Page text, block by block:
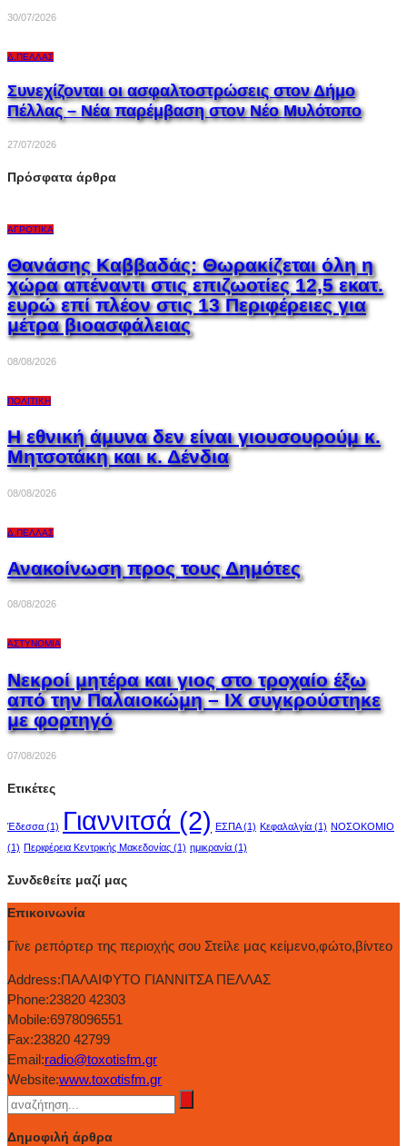
30/07/2026
Δ.ΠΈΛΛΑΣ
Συνεχίζονται οι ασφαλτοστρώσεις στον Δήμο
Πέλλας – Νέα παρέμβαση στον Νέο Μυλότοπο
27/07/2026
Πρόσφατα άρθρα
ΑΓΡΟΤΙΚΆ
Θανάσης Καββαδάς: Θωρακίζεται όλη η
χώρα απέναντι στις επιζωοτίες 12,5 εκατ.
ευρώ επί πλέον στις 13 Περιφέρειες για
μέτρα βιοασφάλειας
08/08/2026
ΠΟΛΙΤΙΚΉ
Η εθνική άμυνα δεν είναι γιουσουρούμ κ.
Μητσοτάκη και κ. Δένδια
08/08/2026
Δ.ΠΈΛΛΑΣ
Ανακοίνωση προς τους Δημότες
08/08/2026
ΑΣΤΥΝΟΜΊΑ
Νεκροί μητέρα και γιος στο τροχαίο έξω
από την Παλαιοκώμη – ΙΧ συγκρούστηκε
με φορτηγό
07/08/2026
Ετικέτες
Έδεσσα (1) Γιαννιτσά (2) ΕΣΠΑ(1) Κεφαλαλγία (1) ΝΟΣΟΚΟΜΙΟ
(1) Περιφέρεια Κεντρικής Μακεδονίας (1) ημικρανία (1)
Συνδεθείτε μαζί μας
Επικοινωνία
Γίνε ρεπόρτερ της περιοχής σου Στείλε μας κείμενο,φώτο,βίντεο
Address:ΠΑΛΑΙΦΥΤΟ ΓΙΑΝΝΙΤΣΑ ΠΕΛΛΑΣ
Phone:23820 42303
Mobile:6978096551
Fax:23820 42799
Email:radio@toxotisfm.gr
Website:www.toxotisfm.gr
Δημοφιλή άρθρα